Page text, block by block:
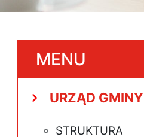
MENU
URZĄD GMINY
STRUKTURA